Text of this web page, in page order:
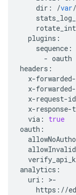
dir : /var/
plugins :
sequence :
- oauth
headers :
x-forwarded-
x-forwarded-
x-request-id
x-response-
via :
true
oauth :
analytics :
uri : >-
https : //